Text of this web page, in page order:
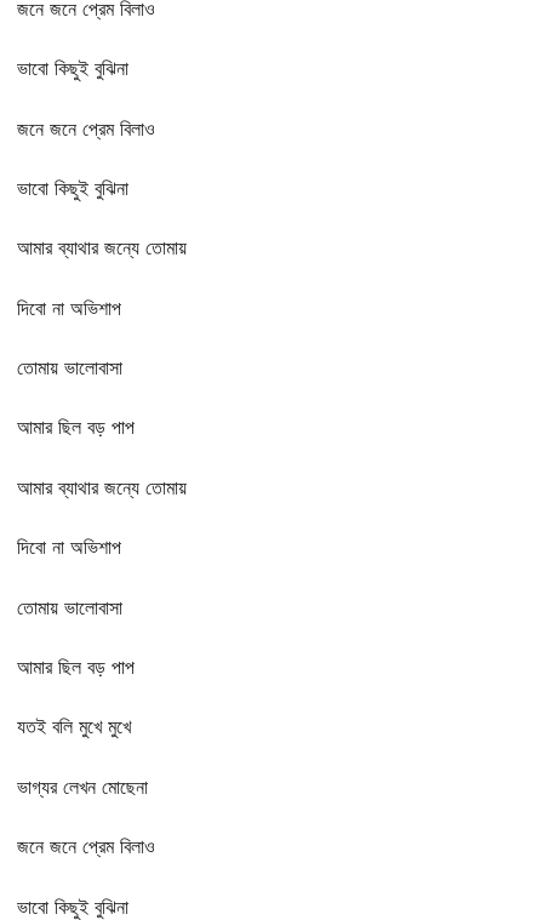
জনে জনে প্রেম বিলাও
ভাবো কিছুই বুঝিনা
জনে জনে প্রেম বিলাও
ভাবো কিছুই বুঝিনা
আমার ব্যাথার জন্যে তোমায়
দিবো না অভিশাপ
তোমায় ভালোবাসা
আমার ছিল বড় পাপ
আমার ব্যাথার জন্যে তোমায়
দিবো না অভিশাপ
তোমায় ভালোবাসা
আমার ছিল বড় পাপ
যতই বলি মুখে মুখে
ভাগ্যর লেখন মোছেনা
জনে জনে প্রেম বিলাও
ভাবো কিছুই বুঝিনা